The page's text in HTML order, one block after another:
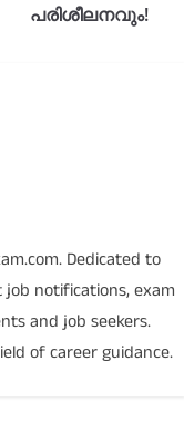
പരിശീലനവും!
Dedicated to
notifications, exam
and job seekers.
of career guidance.